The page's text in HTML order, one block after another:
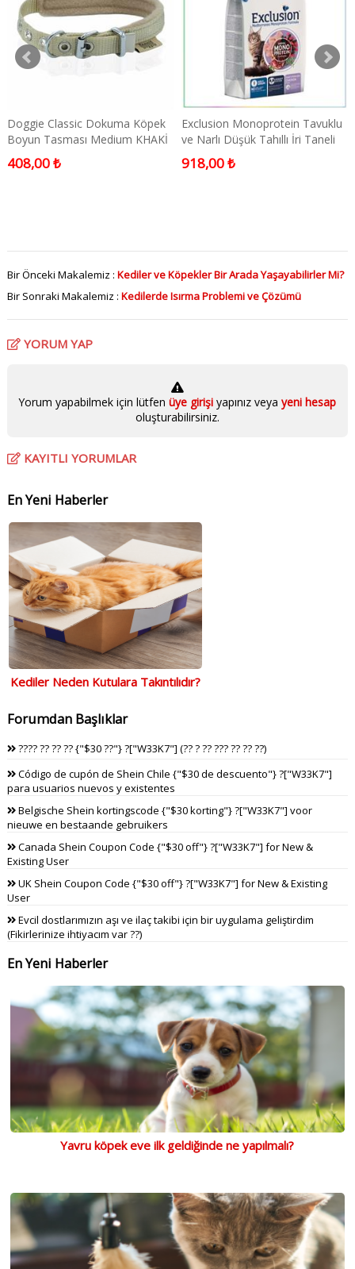
Doggie Classic Dokuma Köpek
Boyun Tasması Medium KHAKİ
1,5x25-40 Cm
408,00 ₺
Exclusion Monoprotein Tavuklu
ve Narlı Düşük Tahıllı İri Taneli
Kısırlaştırılmış Kedi Maması
1,5kg
918,00 ₺
Bir Önceki Makalemiz : Kediler ve Köpekler Bir Arada Yaşayabilirler Mi?
Bir Sonraki Makalemiz : Kedilerde Isırma Problemi ve Çözümü
YORUM YAP
Yorum yapabilmek için lütfenüye girişiyapınız veya yeni hesap
oluşturabilirsiniz.
KAYITLI YORUMLAR
En Yeni Haberler
Kediler Neden Kutulara Takıntılıdır?
Forumdan Başlıklar
???? ?? ?? ?? {"$30 ??"} ?["W33K7"] (?? ? ?? ??? ?? ?? ??)
Código de cupón de Shein Chile {"$30 de descuento"} ?["W33K7"]
para usuarios nuevos y existentes
Belgische Shein kortingscode {"$30 korting"} ?["W33K7"] voor
nieuwe en bestaande gebruikers
Canada Shein Coupon Code {"$30 off"} ?["W33K7"] for New &
Existing User
UK Shein Coupon Code {"$30 off"} ?["W33K7"] for New & Existing
User
Evcil dostlarımızın aşı ve ilaç takibi için bir uygulama geliştirdim
(Fikirlerinize ihtiyacım var ??)
En Yeni Haberler
Yavru köpek eve ilk geldiğinde ne yapılmalı?